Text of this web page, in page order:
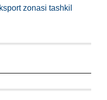
zonasi tashkil